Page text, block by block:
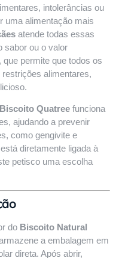
intolerâncias ou
uma alimentação mais
atende todas essas
sabor ou o valor
permite que todos os
alimentares,
Biscoito Quatree funciona
ajudando a prevenir
como gengivite e
diretamente ligada à
petisco uma escolha
do Biscoito Natural
a embalagem em
direta. Após abrir,